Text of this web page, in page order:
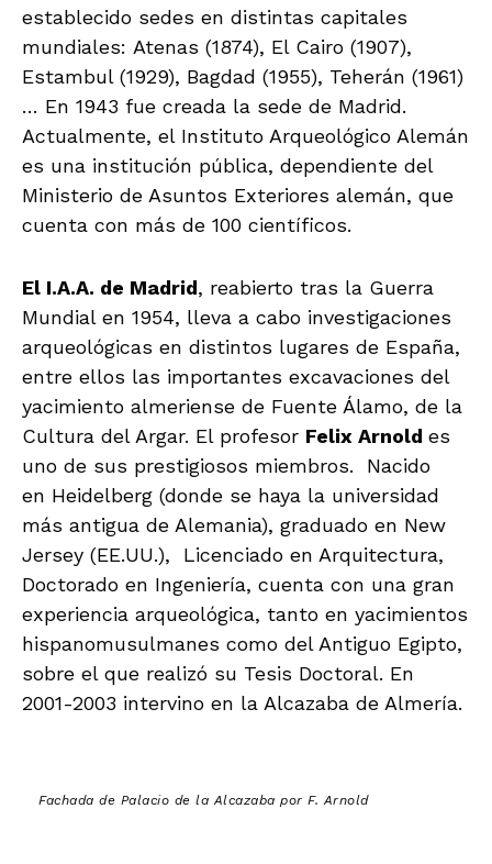
establecido sedes en distintas capitales
mundiales: Atenas (1874), El Cairo (1907),
Estambul (1929), Bagdad (1955), Teherán (1961)
… En 1943 fue creada la sede de Madrid.
Actualmente, el Instituto Arqueológico Alemán
es una institución pública, dependiente del
Ministerio de Asuntos Exteriores alemán, que
cuenta con más de 100 científicos.
El I.A.A. de Madrid, reabierto tras la Guerra
Mundial en 1954, lleva a cabo investigaciones
arqueológicas en distintos lugares de España,
entre ellos las importantes excavaciones del
yacimiento almeriense de Fuente Álamo, de la
Cultura del Argar. El profesor Felix Arnold es
uno de sus prestigiosos miembros. Nacido
en Heidelberg (donde se haya la universidad
más antigua de Alemania), graduado en New
Jersey (EE.UU.), Licenciado en Arquitectura,
Doctorado en Ingeniería, cuenta con una gran
experiencia arqueológica, tanto en yacimientos
hispanomusulmanes como del Antiguo Egipto,
sobre el que realizó su Tesis Doctoral. En
2001-2003 intervino en la Alcazaba de Almería.
Fachada de Palacio de la Alcazaba por F. Arnold